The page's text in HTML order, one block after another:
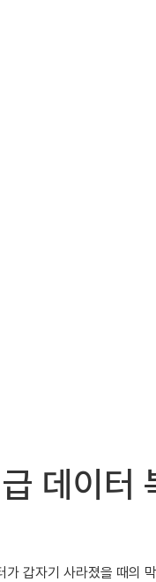
데이터
갑자기 사라졌을 때의